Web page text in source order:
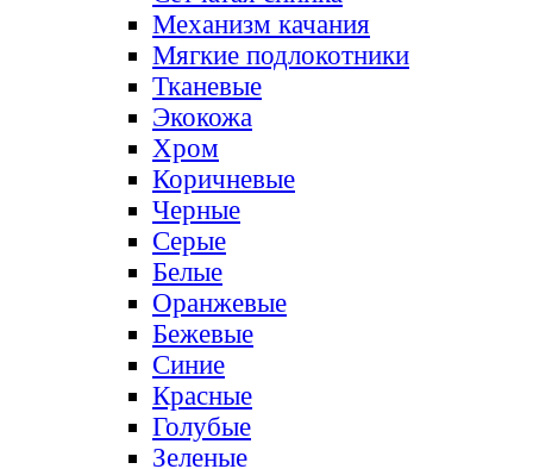
Механизм качания
Мягкие подлокотники
Тканевые
Экокожа
Хром
Коричневые
Черные
Серые
Белые
Оранжевые
Бежевые
Синие
Красные
Голубые
Зеленые